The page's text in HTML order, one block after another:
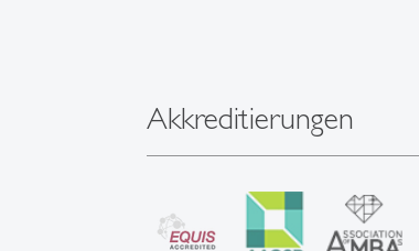
Akkreditierungen